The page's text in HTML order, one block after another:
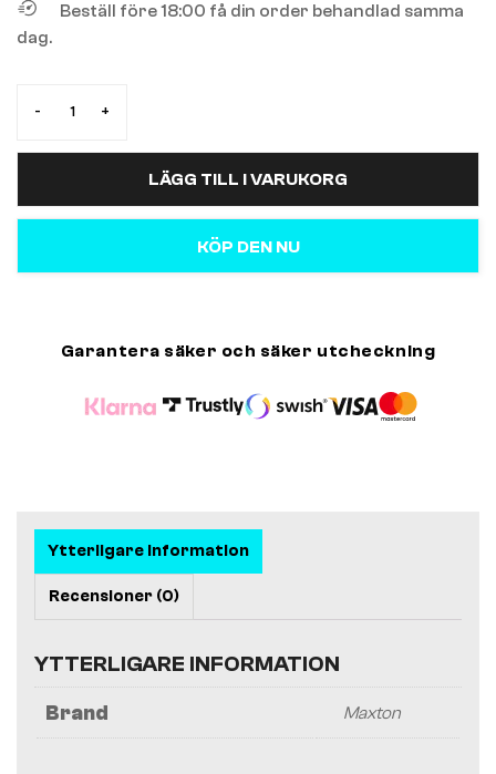
Beställ före 18:00 få din order behandlad samma
dag.
- +
LÄGG TILL I VARUKORG
KÖP DEN NU
Garantera säker och säker utcheckning
Ytterligare information
Recensioner (0)
YTTERLIGARE INFORMATION
Brand Maxton